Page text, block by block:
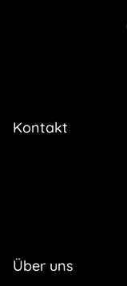
Kontakt
Über uns